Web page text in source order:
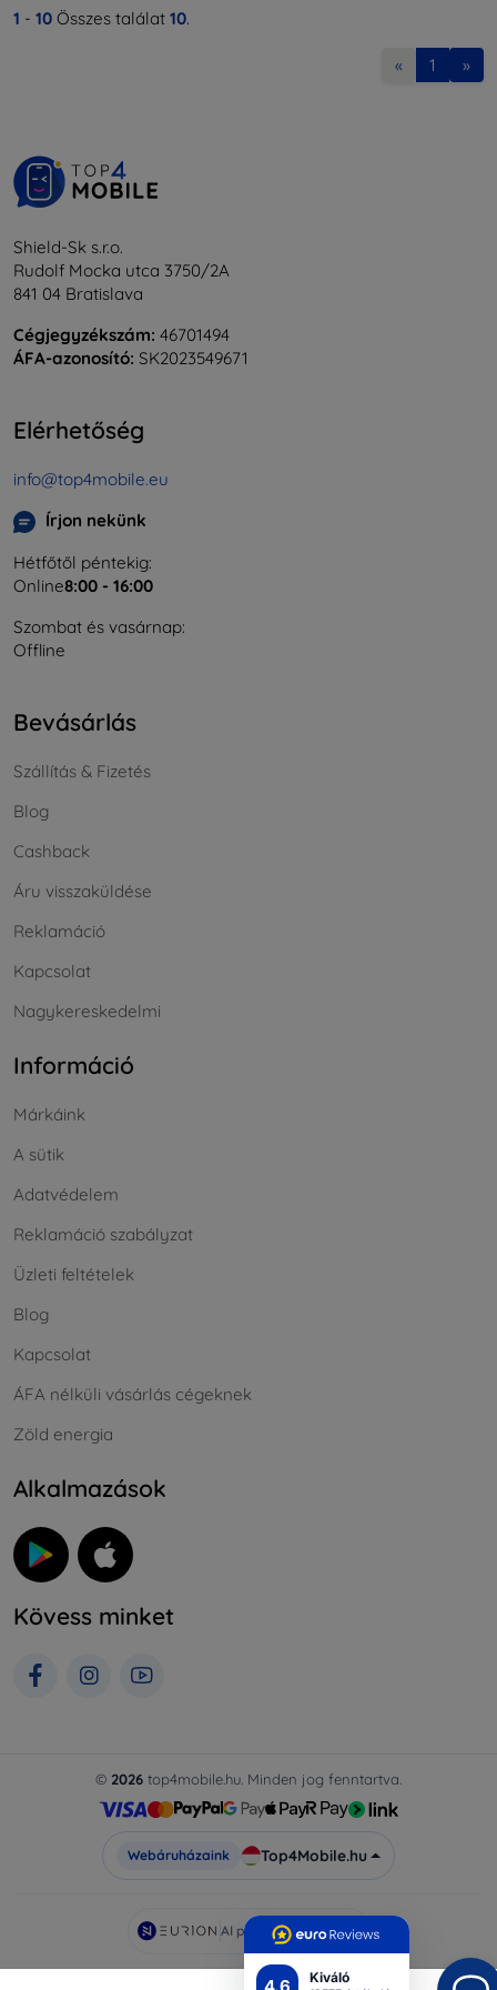
4.6 Kiváló
1 - 10 Összes találat 10.
« 1 »
Shield-Sk s.r.o.
Rudolf Mocka utca 3750/2A
841 04 Bratislava
Cégjegyzékszám: 46701494
ÁFA-azonosító: SK2023549671
Elérhetőség
info@top4mobile.eu
Írjon nekünk
Hétfőtől péntekig:
Online8:00 - 16:00
Szombat és vasárnap:
Offline
Bevásárlás
Szállítás & Fizetés
Blog
Cashback
Áru visszaküldése
Reklamáció
Kapcsolat
Nagykereskedelmi
Információ
Márkáink
A sütik
Adatvédelem
Reklamáció szabályzat
Üzleti feltételek
Blog
Kapcsolat
ÁFA nélküli vásárlás cégeknek
Zöld energia
Alkalmazások
Kövess minket
© 2026 top4mobile.hu. Minden jog fenntartva.
Webáruházaink Top4Mobile.hu
AI powered byEurion